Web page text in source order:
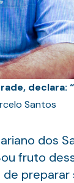
declara:
Santos
dos
fruto
preparar